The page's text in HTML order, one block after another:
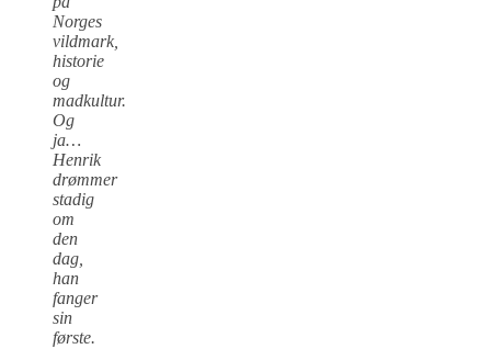
Norges
vildmark,
historie
og
madkultur.
Og
ja…
Henrik
drømmer
stadig
om
den
dag,
han
fanger
sin
første.